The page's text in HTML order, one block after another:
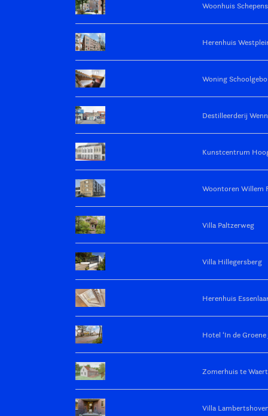
Woonhuis
Herenhuis
Woning
Destilleerderij
Kunstcentrum
Woontoren Willem
Villa Paltzerweg
Villa Hillegersberg
Herenhuis
Hotel ‘In de Groene
Zomerhuis te Waert
Villa